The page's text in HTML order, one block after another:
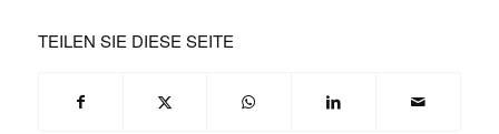
TEILEN SIE DIESE SEITE